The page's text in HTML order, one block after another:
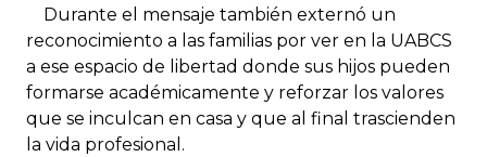
Durante el mensaje también externó un
reconocimiento a las familias por ver en la UABCS
a ese espacio de libertad donde sus hijos pueden
formarse académicamente y reforzar los valores
que se inculcan en casa y que al final trascienden
la vida profesional.